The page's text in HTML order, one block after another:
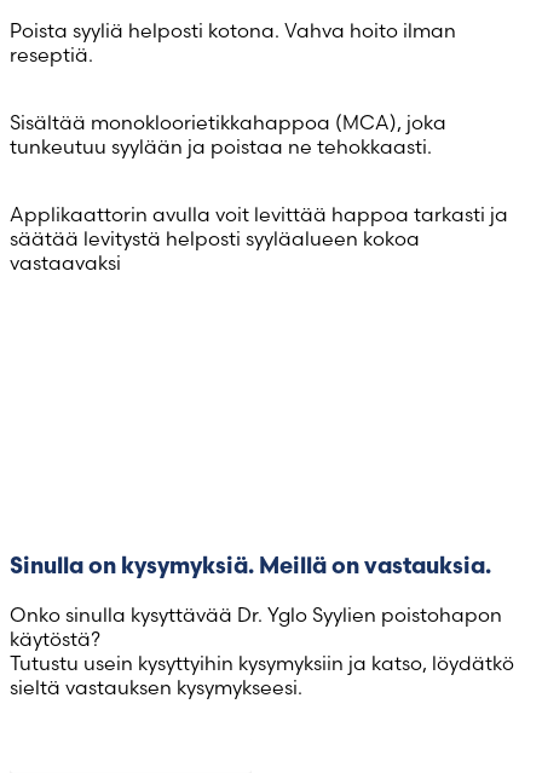
Poista syyliä helposti kotona. Vahva hoito ilman
reseptiä.
Sisältää monokloorietikkahappoa (MCA), joka
tunkeutuu syylään ja poistaa ne tehokkaasti.
Applikaattorin avulla voit levittää happoa tarkasti ja
säätää levitystä helposti syyläalueen kokoa
vastaavaksi
Sinulla on kysymyksiä. Meillä on vastauksia.
Onko sinulla kysyttävää Dr. Yglo Syylien poistohapon
käytöstä?
Tutustu usein kysyttyihin kysymyksiin ja katso, löydätkö
sieltä vastauksen kysymykseesi.